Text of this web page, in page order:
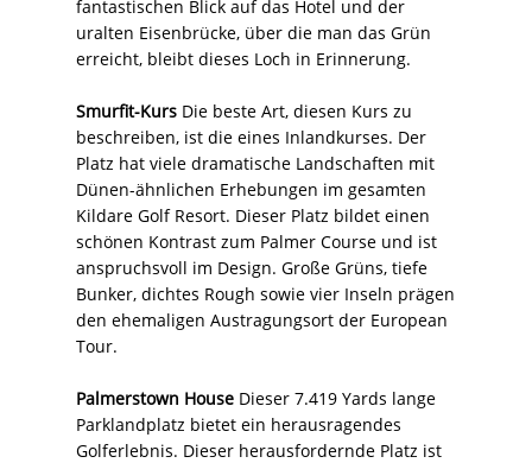
fantastischen Blick auf das Hotel und der
uralten Eisenbrücke, über die man das Grün
erreicht, bleibt dieses Loch in Erinnerung.
Smurfit-Kurs Die beste Art, diesen Kurs zu
beschreiben, ist die eines Inlandkurses. Der
Platz hat viele dramatische Landschaften mit
Dünen-ähnlichen Erhebungen im gesamten
Kildare Golf Resort. Dieser Platz bildet einen
schönen Kontrast zum Palmer Course und ist
anspruchsvoll im Design. Große Grüns, tiefe
Bunker, dichtes Rough sowie vier Inseln prägen
den ehemaligen Austragungsort der European
Tour.
Palmerstown House Dieser 7.419 Yards lange
Parklandplatz bietet ein herausragendes
Golferlebnis. Dieser herausfordernde Platz ist